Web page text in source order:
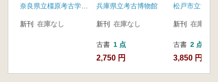
第4章 馬生産の始まりと南九州の牧
エピローグ 南九州とヤマト王権
市本芳三 文献に記された隼人‐
付論 鈴千夏 南九州と近畿における馬の生産
と埋葬
1300年記念事業・平
新刊 在庫なし
兵庫県立考古博物館
新刊 在庫なし
古書 1 点
2,750 円
松戸市立博物
新刊 在庫なし
古書 2 点
3,850 円~